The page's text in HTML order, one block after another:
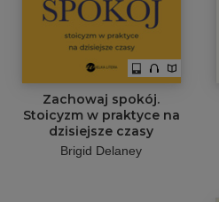
Zachowaj spokój.
Stoicyzm w praktyce na
dzisiejsze czasy
Brigid Delaney